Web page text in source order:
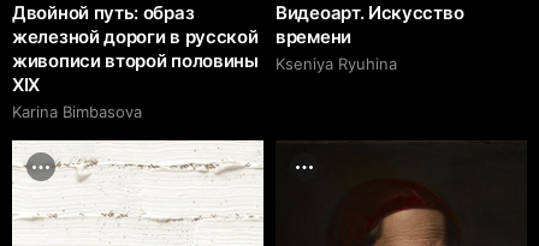
Двойной путь: образ
железной дороги в русской
живописи второй половины
XIX
Karina Bimbasova
Видеоарт. Искусство
времени
Kseniya Ryuhina